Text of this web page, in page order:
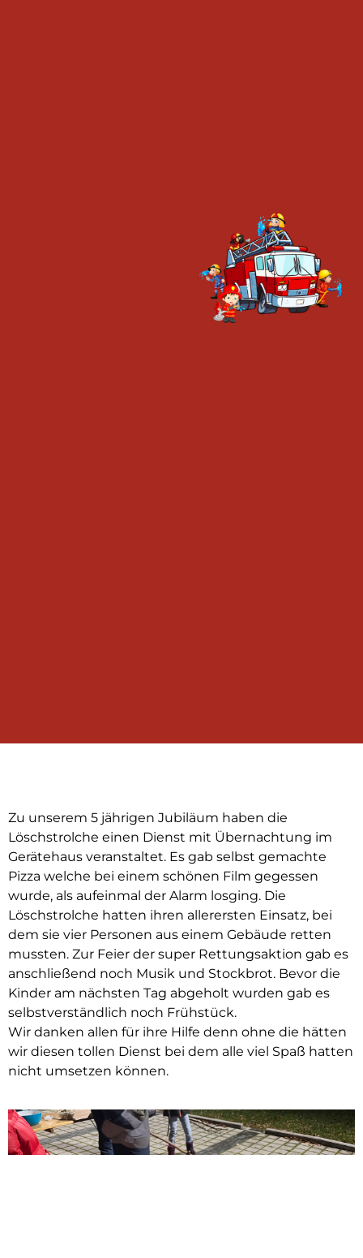
Zu unserem 5 jährigen Jubiläum haben die
Löschstrolche einen Dienst mit Übernachtung im
Gerätehaus veranstaltet. Es gab selbst gemachte
Pizza welche bei einem schönen Film gegessen
wurde, als aufeinmal der Alarm losging. Die
Löschstrolche hatten ihren allerersten Einsatz, bei
dem sie vier Personen aus einem Gebäude retten
mussten. Zur Feier der super Rettungsaktion gab es
anschließend noch Musik und Stockbrot. Bevor die
Kinder am nächsten Tag abgeholt wurden gab es
selbstverständlich noch Frühstück.
Wir danken allen für ihre Hilfe denn ohne die hätten
wir diesen tollen Dienst bei dem alle viel Spaß hatten
nicht umsetzen können.